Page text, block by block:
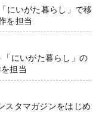
にいがた暮らし」で移
を担当
「にいがた暮らし」の
担当
タマガジンをはじめ